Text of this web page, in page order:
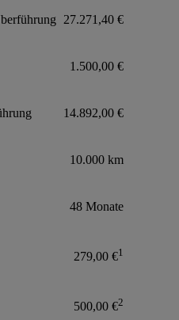
27.271,40 €
1.500,00 €
14.892,00 €
10.000 km
48 Monate
279,00 €1
500,00 €2